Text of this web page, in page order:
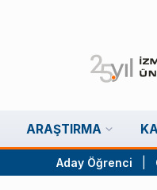
ARAŞTIRMA
Aday Öğrenci